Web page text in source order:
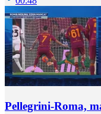
Pellegrini-Roma,